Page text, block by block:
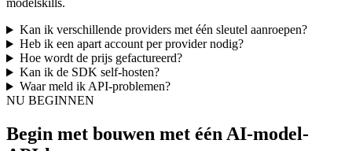
modelskills.
Kan ik verschillende providers met één sleutel aanroepen?
Heb ik een apart account per provider nodig?
Hoe wordt de prijs gefactureerd?
Kan ik de SDK self-hosten?
Waar meld ik API-problemen?
NU BEGINNEN
Begin met bouwen met één AI-model-